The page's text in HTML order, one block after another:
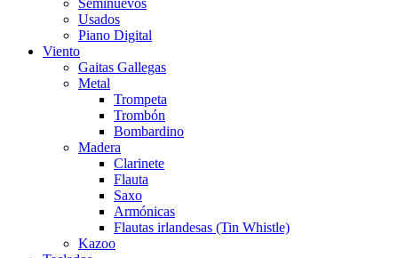
Seminuevos
Usados
Piano Digital
Viento
Gaitas Gallegas
Metal
Trompeta
Trombón
Bombardino
Madera
Clarinete
Flauta
Saxo
Armónicas
Flautas irlandesas (Tin Whistle)
Kazoo